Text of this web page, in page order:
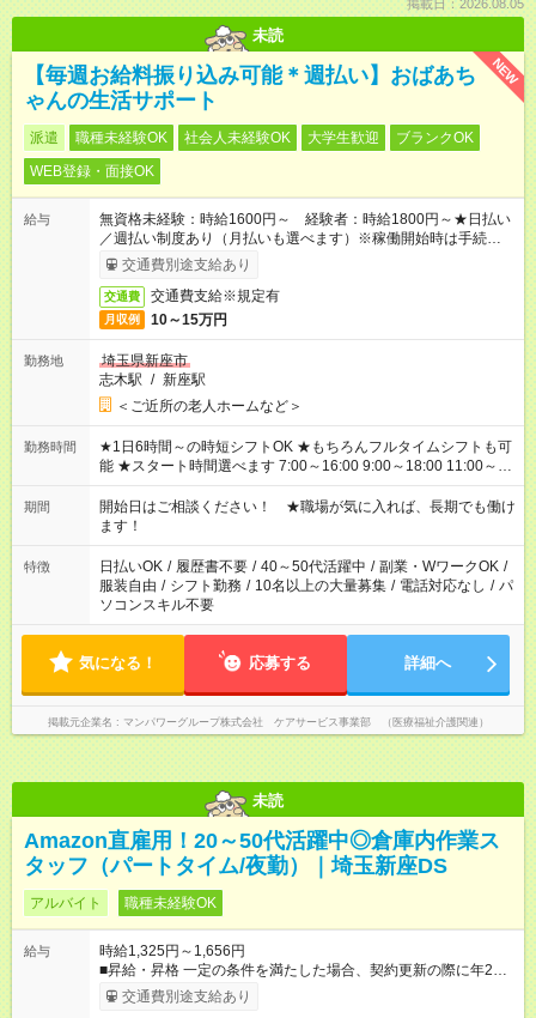
掲載日：2026.08.05
未読
NEW
【毎週お給料振り込み可能＊週払い】おばあち
ゃんの生活サポート
派遣 職種未経験OK 社会人未経験OK 大学生歓迎
ブランクOK
WEB登録・面接OK
給与
無資格未経験：時給1600円～ 経験者：時給1800円～★日払い
／週払い制度あり（月払いも選べます）※稼働開始時は手続き完
了次第のお支払いとなります。
交通費別途支給あり
交通費 交通費支給※規定有
月収例 10～15万円
勤務地
埼玉県新座市
志木駅 / 新座駅
＜ご近所の老人ホームなど＞
勤務時間
★1日6時間～の時短シフトOK ★もちろんフルタイムシフトも可
能 ★スタート時間選べます 7:00～16:00 9:00～18:00 11:00～
20:00 など 残業なし！ ※Wワークの場合、他のお仕事と合わせ
週40時間超の就業はご案内できません ※法令に基づき、週20時
間以上勤務は社会保険への加入対象となります ※労働者派遣法
（日雇い派遣の原則禁止）により、短時間・短期間の就業はご
案内が難しい場合があります
期間
開始日はご相談ください！ ★職場が気に入れば、長期でも働け
ます！
特徴 日払いOK / 履歴書不要 / 40～50代活躍中 / 副業・WワークOK /
服装自由 / シフト勤務 / 10名以上の大量募集 / 電話対応なし / パ
ソコンスキル不要
気になる！ 応募する 詳細へ
掲載元企業名 マンパワーグループ株式会社 ケアサービス事業部 （医療福祉介護関連）
未読
Amazon直雇用！20～50代活躍中◎倉庫内作業ス
タッフ（パートタイム/夜勤）｜埼玉新座DS
アルバイト 職種未経験OK
給与
時給1,325円～1,656円
■昇給・昇格 一定の条件を満たした場合、契約更新の際に年2回
まで昇給の機会があります。 ■正社員登用制度あり ※月末締/翌
月25日支払い ※時間外手当、別途支給 ※深夜割増賃金 (22:00～
交通費別途支給あり